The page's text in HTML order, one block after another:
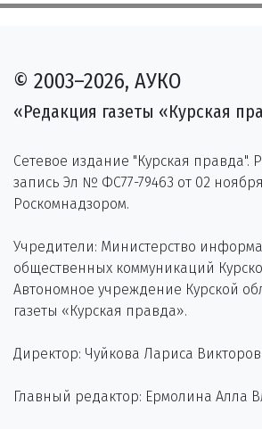
© 2003–2026, АУКО
«Редакция газеты «Курская
Сетевое издание "Курская правда".
запись Эл № ФС77-79463 от 02
Роскомнадзором.
Учредители: Министерство
общественных коммуникаций
Автономное учреждение Курской
газеты «Курская правда».
Директор: Чуйкова Лариса
Главный редактор: Ермолина Алла